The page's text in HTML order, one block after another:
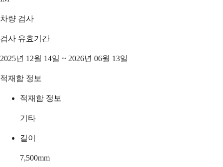
차량 검사
검사 유효기간
2025년 12월 14일 ~ 2026년 06월 13일
적재함 정보
적재함 정보
기타
길이
7,500mm